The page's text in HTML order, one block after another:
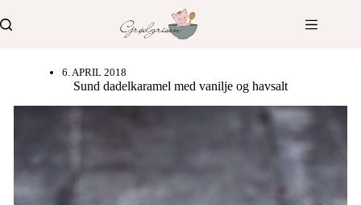
til
indhold
6. APRIL 2018
Sund dadelkaramel med vanilje og havsalt